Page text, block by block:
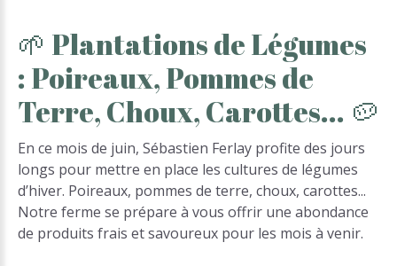
🌱 PlantationsdeLégumes
: Poireaux,Pommesde
Terre,Choux,Carottes... 🥔
En ce mois de juin, Sébastien Ferlay profite des jours
longs pour mettre en place les cultures de légumes
d’hiver. Poireaux, pommes de terre, choux, carottes...
Notre ferme se prépare à vous offrir une abondance
de produits frais et savoureux pour les mois à venir.